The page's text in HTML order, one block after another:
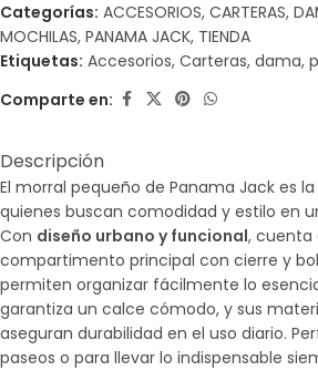
Categorías: ACCESORIOS, CARTERAS,
MOCHILAS, PANAMA JACK, TIENDA
Etiquetas: Accesorios, Carteras, dama,
Comparte en:
Descripción
El morral pequeño de Panama Jack es
quienes buscan comodidad y estilo en
Con diseño urbano y funcional, cuenta
compartimento principal con cierre y
permiten organizar fácilmente lo
garantiza un calce cómodo, y sus
aseguran durabilidad en el uso diario.
paseos o para llevar lo indispensable